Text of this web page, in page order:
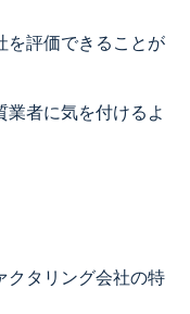
を評価できることが
業者に気を付けるよ
クタリング会社の特